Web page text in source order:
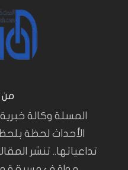
من
المسلة وكالة
الأحداث لحظة
تداعياتها.. تنشر